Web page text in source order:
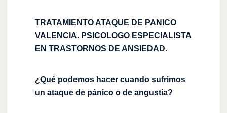
TRATAMIENTO ATAQUE DE PANICO
VALENCIA. PSICOLOGO ESPECIALISTA
EN TRASTORNOS DE ANSIEDAD.
¿Qué podemos hacer cuando sufrimos
un ataque de pánico o de angustia?